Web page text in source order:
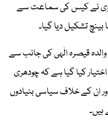
نے کیس کی سماعت سے
تشکیل دیا گیا۔
قیصرہ الٰہی کی جانب سے
کیا گیا ہے کہ چودھری
ان کے خلاف سیاسی بنیادوں
ہیں۔